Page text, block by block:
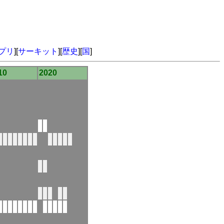
リ ][サーキット ][歴史][国]
2020